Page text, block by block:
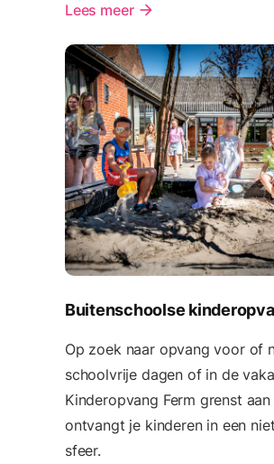
Lees meer arrow_forward
Buitenschoolse
Op zoek naar opvang voor of
schoolvrije dagen of in de
Kinderopvang Ferm grenst
ontvangt je kinderen in een
sfeer.